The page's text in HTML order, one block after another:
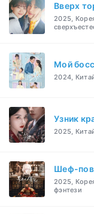
Вверх
2025,
Мой босс
2024,
Узник
2025,
Шеф-
2025,
фэнтези